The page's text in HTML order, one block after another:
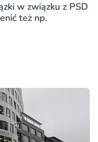
w związku z PSD
też np.